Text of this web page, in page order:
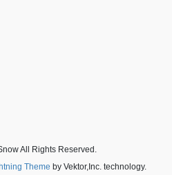
All Rights Reserved.
Theme by Vektor,Inc. technology.